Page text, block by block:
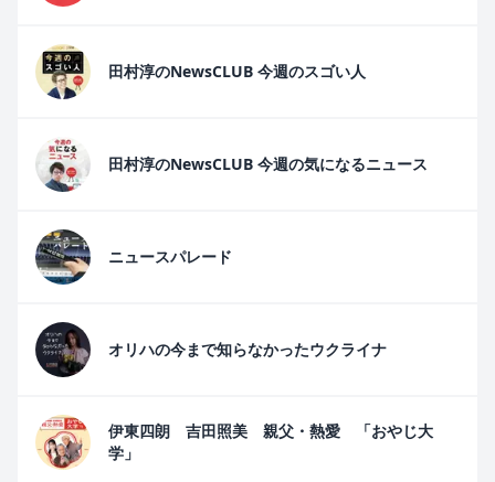
田村淳のNewsCLUB 今週のスゴい人
田村淳のNewsCLUB 今週の気になるニュース
ニュースパレード
オリハの今まで知らなかったウクライナ
伊東四朗 吉田照美 親父・熱愛 「おやじ大
学」